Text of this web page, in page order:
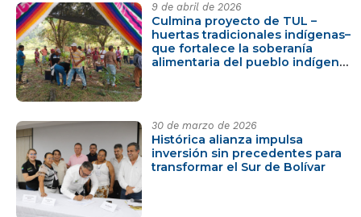
9 de abril de 2026
Culmina proyecto de TUL –
huertas tradicionales indígenas–
que fortalece la soberanía
alimentaria del pueblo indígena
30 de marzo de 2026
Histórica alianza impulsa
inversión sin precedentes para
transformar el Sur de Bolívar